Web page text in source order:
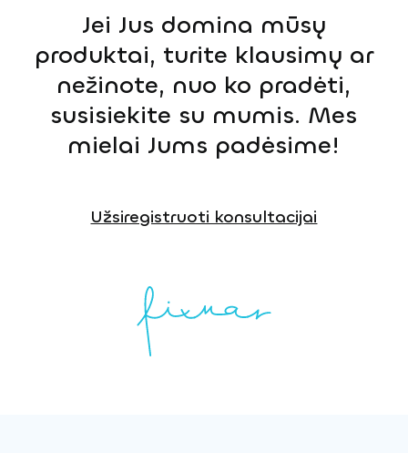
Jei Jus domina mūsų
produktai, turite klausimų ar
nežinote, nuo ko pradėti,
susisiekite su mumis. Mes
mielai Jums padėsime!
Užsiregistruoti konsultacijai